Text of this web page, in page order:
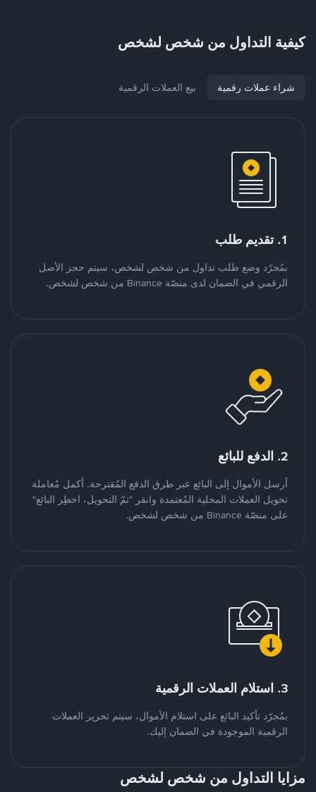
كيفية التداول من شخص لشخص
شراء عملات رقمية بيع العملات الرقمية
1. تقديم طلب
بمُجرّد وضع طلب تداول من شخص لشخص، سيتم حجز الأصل
الرقمي في الضمان لدى منصّة Binance من شخص لشخص.
2. الدفع للبائع
أرسل الأموال إلى البائع عبر طرق الدفع المُقترحة. أكمل مُعاملة
تحويل العملات المحلية المُعتمدة وانقر "تمّ التحويل، اخطِر البائع"
على منصّة Binance من شخص لشخص.
3. استلام العملات الرقمية
بمُجرّد تأكيد البائع على استلام الأموال، سيتم تحرير العملات
الرقمية الموجودة في الضمان إليك.
مزايا التداول من شخص لشخص